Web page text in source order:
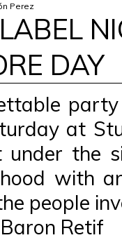
Perez
DAY
at
under the
with
people
Retif